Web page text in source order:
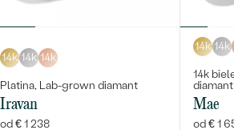
14k 14k 14k
Platina, Lab-grown diamant
Iravan
od € 1 238
14k 14k
14k
diamant
Mae
od € 1